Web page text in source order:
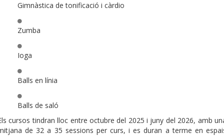
Gimnàstica de tonificació i càrdio
Zumba
Ioga
Balls en línia
Balls de saló
cursos tindran lloc entre octubre del 2025 i juny del 2026, amb
de 32 a 35 sessions per curs, i es duran a terme en